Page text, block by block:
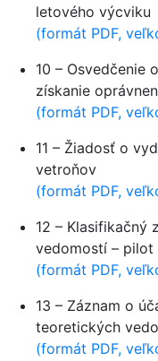
letového výcviku
(formát PDF,
10 – Osvedčenie
získanie
(formát PDF,
11 – Žiadosť o
vetroňov
(formát PDF,
12 – Klasifikačný
vedomostí –
(formát PDF,
13 – Záznam o
teoretických
(formát PDF,